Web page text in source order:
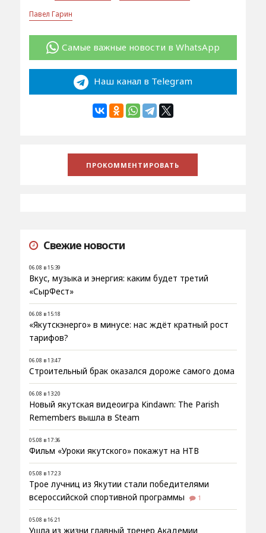
Павел Гарин
Самые важные новости в WhatsApp
Наш канал в Telegram
Свежие новости
06.08 в 15:39
Вкус, музыка и энергия: каким будет третий
«СырФест»
06.08 в 15:18
«Якутскэнерго» в минусе: нас ждёт кратный рост
тарифов?
06.08 в 13:47
Строительный брак оказался дороже самого дома
06.08 в 13:20
Новый якутская видеоигра Kindawn: The Parish
Remembers вышла в Steam
05.08 в 17:36
Фильм «Уроки якутского» покажут на НТВ
05.08 в 17:23
Трое лучниц из Якутии стали победителями
всероссийской спортивной программы
1
05.08 в 16:21
Ушла из жизни главный тренер Академии